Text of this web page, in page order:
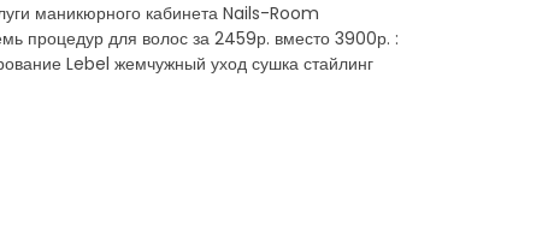
маникюрного кабинета Nails-Room
процедур для волос за 2459р. вместо 3900р. :
Lebel жемчужный уход сушка стайлинг